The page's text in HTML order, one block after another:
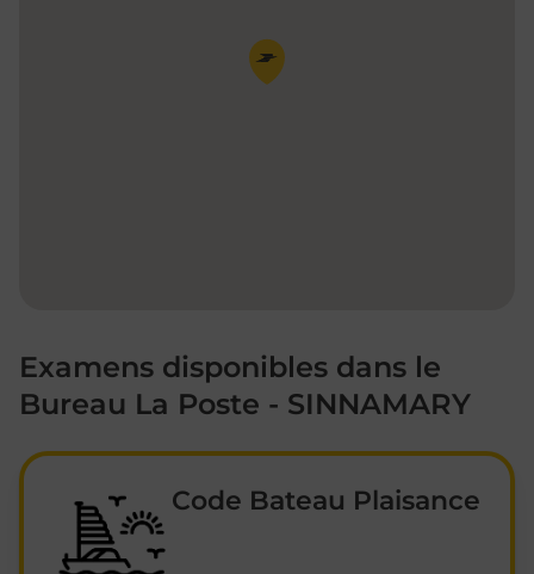
Pin de la carte
Examens disponibles dans le
Bureau La Poste - SINNAMARY
Code Bateau Plaisance